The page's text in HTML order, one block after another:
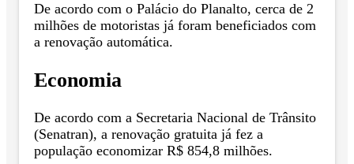
De acordo com o Palácio do Planalto, cerca de 2
milhões de motoristas já foram beneficiados com
a renovação automática.
Economia
De acordo com a Secretaria Nacional de Trânsito
(Senatran), a renovação gratuita já fez a
população economizar R$ 854,8 milhões.